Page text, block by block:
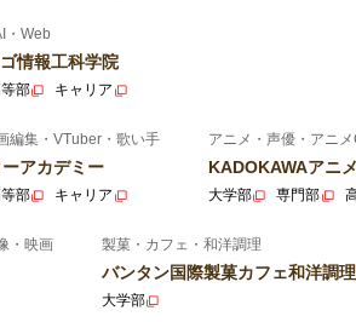
・Web
情報工科学院
部 キャリア
編集・VTuber・歌い手
アカデミー
部 キャリア
アニメ・声優・アニ
KADOKAWAアニ
大学部 専門部
・映画 製菓・カフェ・和洋調理
バンタン国際製菓カフェ和洋調
大学部